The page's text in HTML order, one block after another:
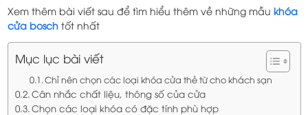
Xem thêm bài viết sau để tìm hiểu thêm về những mẫu khóa
cửa boschtốt nhất
Mục lục bài viết
Chỉ nên chọn các loại khóa cửa thẻ từ cho khách sạn
Cân nhắc chất liệu, thông số của cửa
Chọn các loại khóa có đặc tính phù hợp